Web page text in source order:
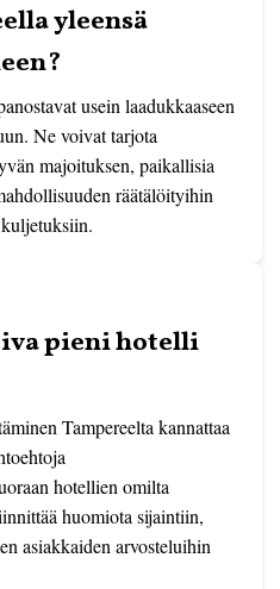
yleensä
usein laadukkaaseen
Ne voivat tarjota
majoituksen, paikallisia
räätälöityihin
pieni hotelli
Tampereelta kannattaa
hotellien omilta
huomiota sijaintiin,
asiakkaiden arvosteluihin